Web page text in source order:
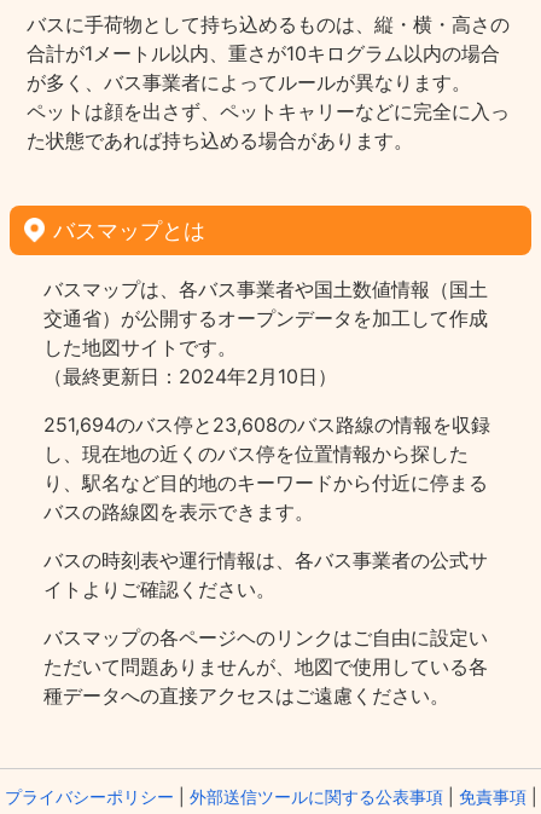
バスに手荷物として持ち込めるものは、縦・横・高さの
合計が1メートル以内、重さが10キログラム以内の場合
が多く、バス事業者によってルールが異なります。
ペットは顔を出さず、ペットキャリーなどに完全に入っ
た状態であれば持ち込める場合があります。
バスマップとは
バスマップは、各バス事業者や国土数値情報（国土
交通省）が公開するオープンデータを加工して作成
した地図サイトです。
（最終更新日：2024年2月10日）
251,694のバス停と23,608のバス路線の情報を収録
し、現在地の近くのバス停を位置情報から探した
り、駅名など目的地のキーワードから付近に停まる
バスの路線図を表示できます。
バスの時刻表や運行情報は、各バス事業者の公式サ
イトよりご確認ください。
バスマップの各ページヘのリンクはご自由に設定い
ただいて問題ありませんが、地図で使用している各
種データへの直接アクセスはご遠慮ください。
プライバシーポリシー 外部送信ツールに関する公表事項| 免責事項|